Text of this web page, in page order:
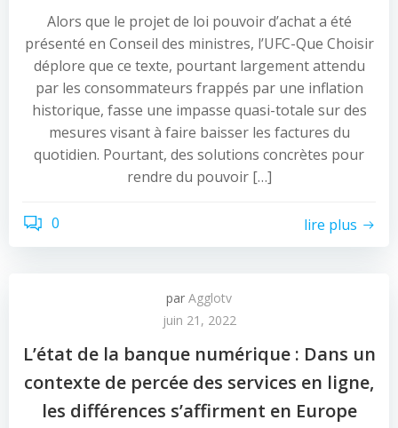
Alors que le projet de loi pouvoir d’achat a été
présenté en Conseil des ministres, l’UFC-Que Choisir
déplore que ce texte, pourtant largement attendu
par les consommateurs frappés par une inflation
historique, fasse une impasse quasi-totale sur des
mesures visant à faire baisser les factures du
quotidien. Pourtant, des solutions concrètes pour
rendre du pouvoir […]
0 lire plus
par Agglotv
juin 21, 2022
L’état de la banque numérique : Dans un
contexte de percée des services en ligne,
les différences s’affirment en Europe